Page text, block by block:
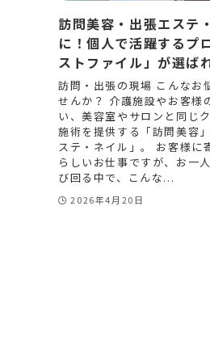
訪問美容・出張エステ
に！個人で活躍するプ
ストファイル」が選ば
訪問・出張の現場 こんなお
せんか？ 介護施設やお客様
い、美容室やサロンと同じ
施術を提供する「訪問美容
ステ・ネイル」。 お客様に
らしいお仕事ですが、お一
び回る中で、こんな...
2026年4月20日